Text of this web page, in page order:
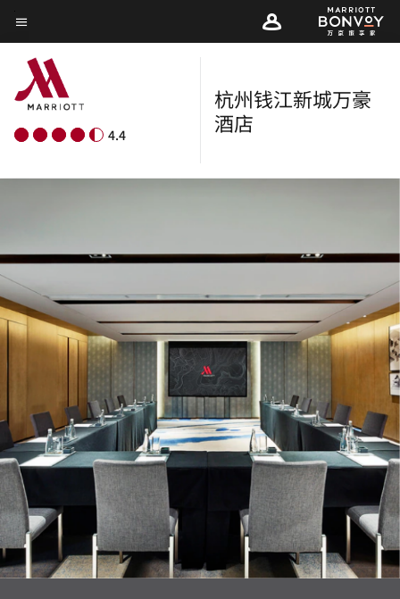
Skip
to
main
content
菜单文本
4.4
杭州钱江新城万豪
酒店